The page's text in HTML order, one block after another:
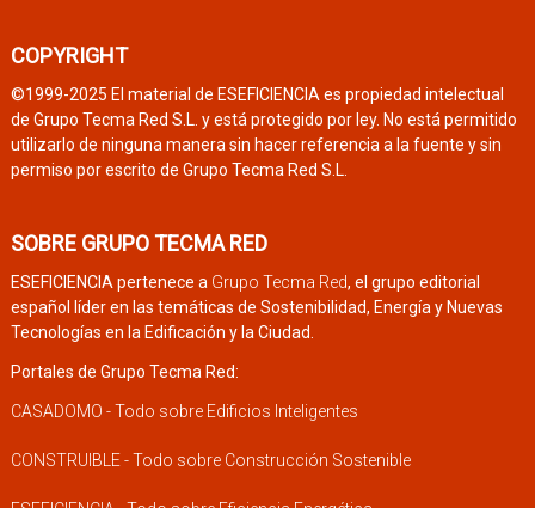
COPYRIGHT
©1999-2025 El material de ESEFICIENCIA es propiedad intelectual
de Grupo Tecma Red S.L. y está protegido por ley. No está permitido
utilizarlo de ninguna manera sin hacer referencia a la fuente y sin
permiso por escrito de Grupo Tecma Red S.L.
SOBRE GRUPO TECMA RED
ESEFICIENCIA pertenece a Grupo Tecma Red, el grupo editorial
español líder en las temáticas de Sostenibilidad, Energía y Nuevas
Tecnologías en la Edificación y la Ciudad.
Portales de Grupo Tecma Red:
CASADOMO - Todo sobre Edificios Inteligentes
CONSTRUIBLE - Todo sobre Construcción Sostenible